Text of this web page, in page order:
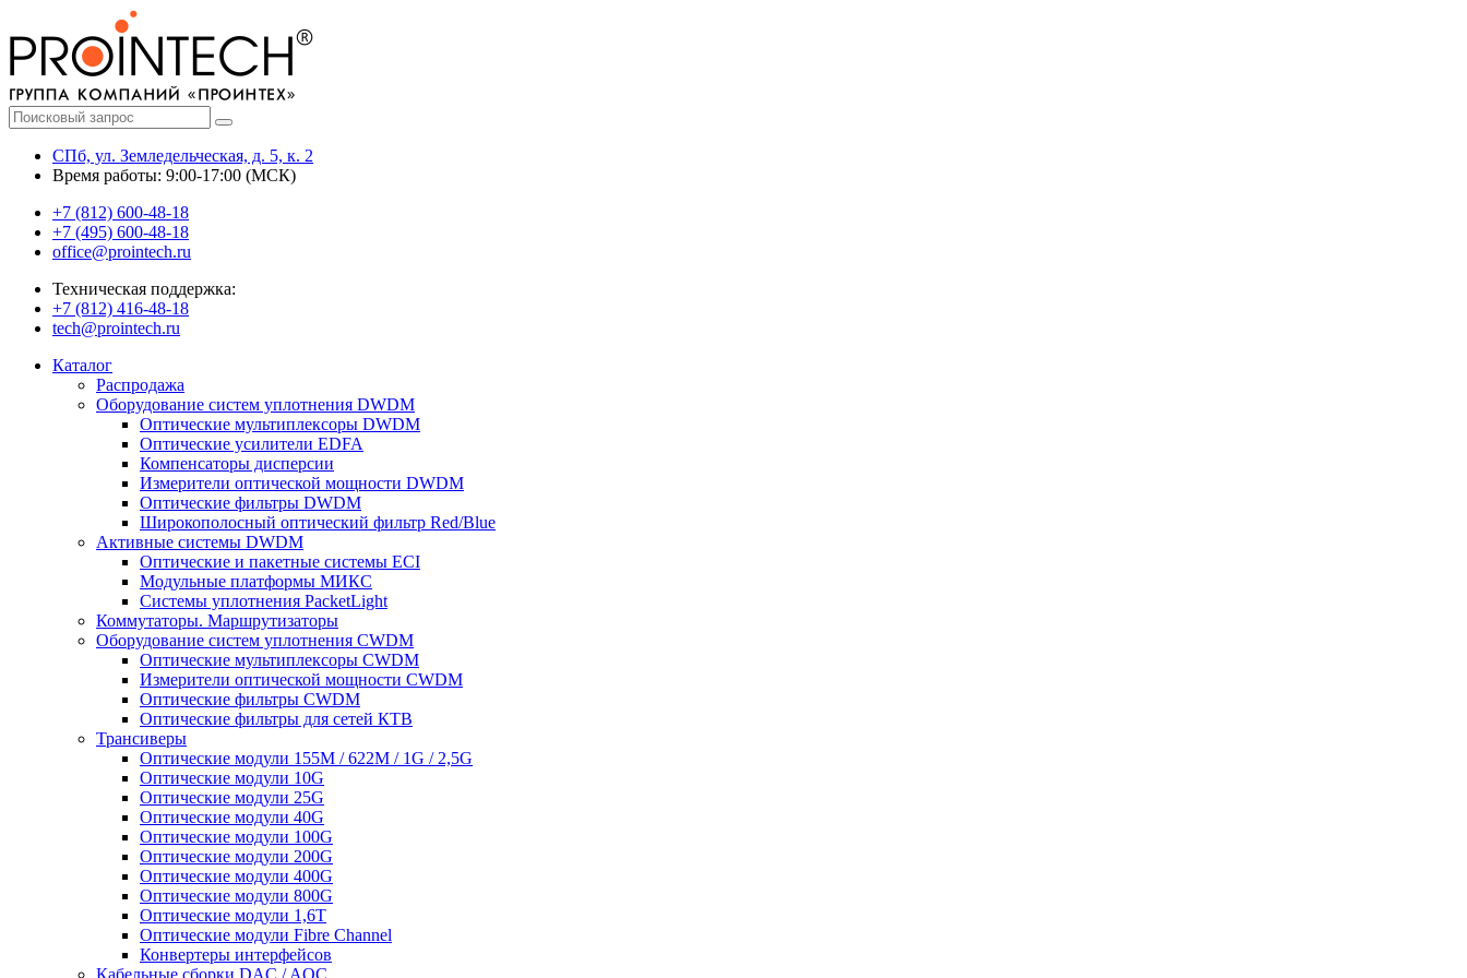
СПб, ул. Земледельческая, д. 5, к. 2
Время работы: 9:00-17:00 (МСК)
+7 (812) 600-48-18
+7 (495) 600-48-18
office@prointech.ru
Техническая поддержка:
+7 (812) 416-48-18
tech@prointech.ru
Каталог
Распродажа
Оборудование систем уплотнения DWDM
Оптические мультиплексоры DWDM
Оптические усилители EDFA
Компенсаторы дисперсии
Измерители оптической мощности DWDM
Оптические фильтры DWDM
Широкополосный оптический фильтр Red/Blue
Активные системы DWDM
Оптические и пакетные системы ECI
Модульные платформы МИКС
Системы уплотнения PacketLight
Коммутаторы. Маршрутизаторы
Оборудование систем уплотнения CWDM
Оптические мультиплексоры CWDM
Измерители оптической мощности CWDM
Оптические фильтры CWDM
Оптические фильтры для сетей КТВ
Трансиверы
Оптические модули 155M / 622M / 1G / 2,5G
Оптические модули 10G
Оптические модули 25G
Оптические модули 40G
Оптические модули 100G
Оптические модули 200G
Оптические модули 400G
Оптические модули 800G
Оптические модули 1,6T
Оптические модули Fibre Channel
Конвертеры интерфейсов
Кабельные сборки DAC / AOC